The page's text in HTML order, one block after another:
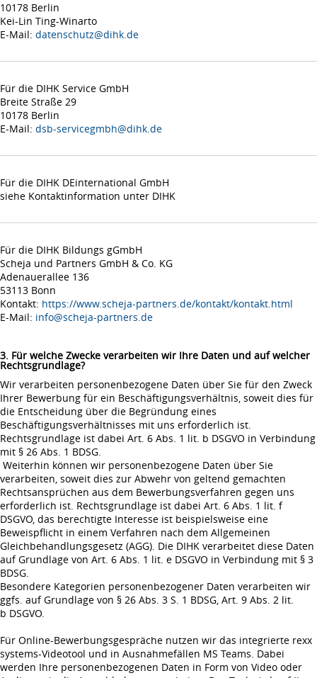
10178 Berlin
Kei-Lin Ting-Winarto
E-Mail: datenschutz@dihk.de
Für die DIHK Service GmbH
Breite Straße 29
10178 Berlin
E-Mail: dsb-servicegmbh@dihk.de
Für die DIHK DEinternational GmbH
siehe Kontaktinformation unter DIHK
Für die DIHK Bildungs gGmbH
Scheja und Partners GmbH & Co. KG
Adenauerallee 136
53113 Bonn
Kontakt: https://www.scheja-partners.de/kontakt/kontakt.html
E-Mail: info@scheja-partners.de
3. Für welche Zwecke verarbeiten wir Ihre Daten und auf welcher
Rechtsgrundlage?
Wir verarbeiten personenbezogene Daten über Sie für den Zweck
Ihrer Bewerbung für ein Beschäftigungsverhältnis, soweit dies für
die Entscheidung über die Begründung eines
Beschäftigungsverhältnisses mit uns erforderlich ist.
Rechtsgrundlage ist dabei Art. 6 Abs. 1 lit. b DSGVO in Verbindung
mit § 26 Abs. 1 BDSG.
Weiterhin können wir personenbezogene Daten über Sie
verarbeiten, soweit dies zur Abwehr von geltend gemachten
Rechtsansprüchen aus dem Bewerbungsverfahren gegen uns
erforderlich ist. Rechtsgrundlage ist dabei Art. 6 Abs. 1 lit. f
DSGVO, das berechtigte Interesse ist beispielsweise eine
Beweispflicht in einem Verfahren nach dem Allgemeinen
Gleichbehandlungsgesetz (AGG). Die DIHK verarbeitet diese Daten
auf Grundlage von Art. 6 Abs. 1 lit. e DSGVO in Verbindung mit § 3
BDSG.
Besondere Kategorien personenbezogener Daten verarbeiten wir
ggfs. auf Grundlage von § 26 Abs. 3 S. 1 BDSG, Art. 9 Abs. 2 lit.
b DSGVO.
Für Online-Bewerbungsgespräche nutzen wir das integrierte rexx
systems-Videotool und in Ausnahmefällen MS Teams. Dabei
werden Ihre personenbezogenen Daten in Form von Video oder